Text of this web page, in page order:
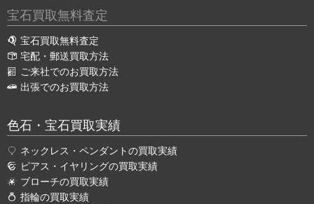
宝石買取無料査定
宝石買取無料査定
宅配・郵送買取方法
ご来社でのお買取方法
出張でのお買取方法
色石・宝石買取実績
ネックレス・ペンダントの買取実績
ピアス・イヤリングの買取実績
ブローチの買取実績
指輪の買取実績